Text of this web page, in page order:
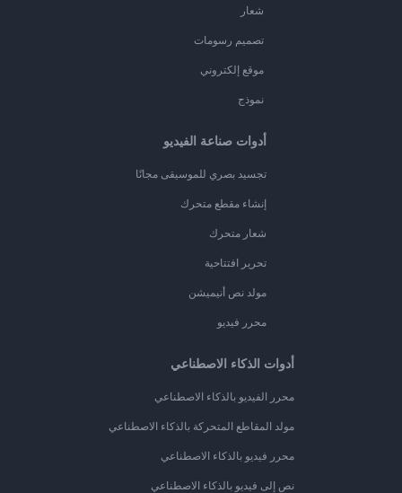
شعار
تصميم رسومات
موقع إلكتروني
نموذج
أدوات صناعة الفيديو
تجسيد بصري للموسيقى مجانًا
إنشاء مقطع متحرك
شعار متحرك
تحرير افتتاحية
مولد نص أنيميشن
محرر فيديو
أدوات الذكاء الاصطناعي
محرر الفيديو بالذكاء الاصطناعي
مولد المقاطع المتحركة بالذكاء الاصطناعي
محرر فيديو بالذكاء الاصطناعي
نص إلى فيديو بالذكاء الاصطناعي